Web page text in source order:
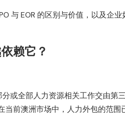
与 EOR 的区别与价值，以及企
赖它？
或全部人力资源相关工作交由第
前澳洲市场中，人力外包的范围